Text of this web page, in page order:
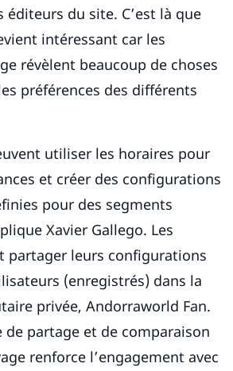
éditeurs du site. C’est là que
intéressant car les
révèlent beaucoup de choses
préférences des différents
utiliser les horaires pour
et créer des configurations
pour des segments
Xavier Gallego. Les
partager leurs configurations
(enregistrés) dans la
privée, Andorraworld Fan.
de partage et de comparaison
renforce l’engagement avec